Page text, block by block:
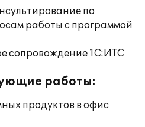
по
работы с программой
сопровождение 1С:ИТС
работы:
продуктов в офис